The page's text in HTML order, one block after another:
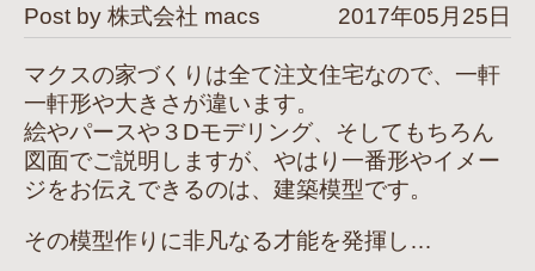
Post by 株式会社 macs 2017年05月25日
マクスの家づくりは全て注文住宅なので、一軒
一軒形や大きさが違います。
絵やパースや３Dモデリング、そしてもちろん
図面でご説明しますが、やはり一番形やイメー
ジをお伝えできるのは、建築模型です。
その模型作りに非凡なる才能を発揮し…